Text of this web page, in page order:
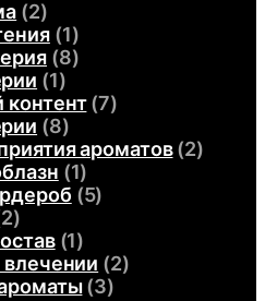
(2)
(1)
(8)
(1)
контент(7)
(8)
ароматов(2)
(1)
(5)
(1)
влечении (2)
(3)